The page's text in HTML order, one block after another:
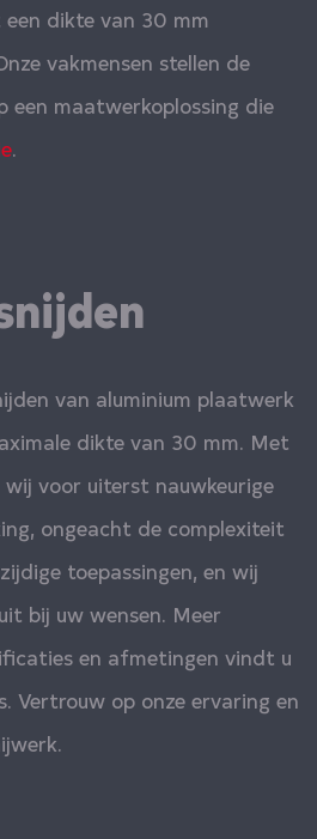
dikte van 30 mm
vakmensen stellen de
maatwerkoplossing die
.
van aluminium plaatwerk
dikte van 30 mm. Met
wij voor uiterst nauwkeurige
ongeacht de complexiteit
toepassingen, en wij
bij uw wensen. Meer
en afmetingen vindt u
Vertrouw op onze ervaring en